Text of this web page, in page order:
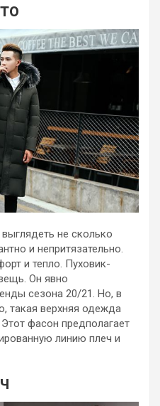
не сколько
и непритязательно.
и тепло. Пуховик-
Он явно
сезона 20/21. Но, в
такая верхняя одежда
фасон предполагает
линию плеч и